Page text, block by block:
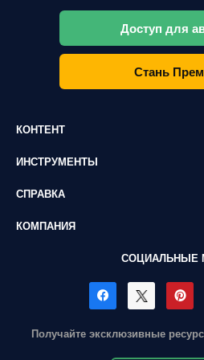
Доступ для
Стань
КОНТЕНТ
ИНСТРУМЕНТЫ
СПРАВКА
КОМПАНИЯ
СОЦИАЛЬНЫЕ
Получайте эксклюзивные